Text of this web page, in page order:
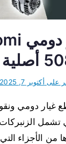
على أكتوبر 7, 2025
غيار دومي
تشمل
من الأجزاء